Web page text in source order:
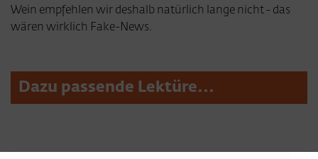
Wein empfehlen wir deshalb natürlich lange nicht - das
wären wirklich Fake-News.
Dazu passende Lektüre...